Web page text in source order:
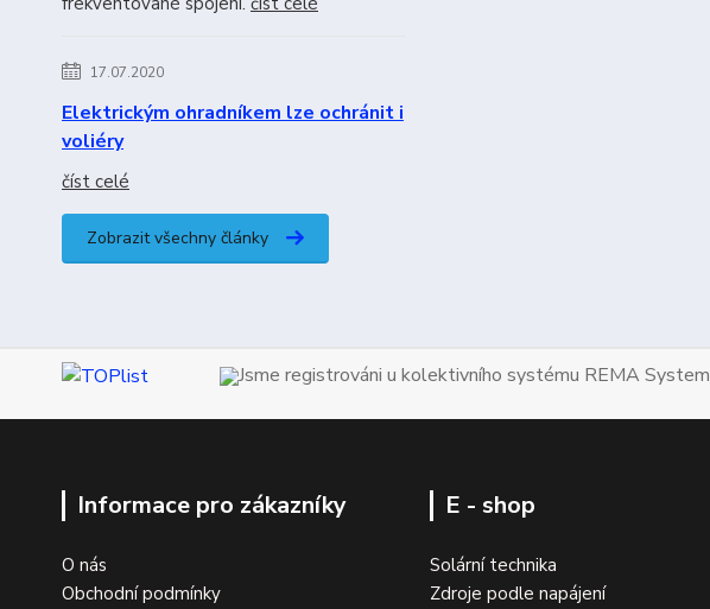
17.07.2020
Elektrickým ohradníkem lze ochránit i
voliéry
číst celé
Zobrazit všechny články
Jsme registrováni u kolektivního systému REMA
Informace pro zákazníky
O nás
Obchodní podmínky
E - shop
Solární technika
Zdroje podle napájení